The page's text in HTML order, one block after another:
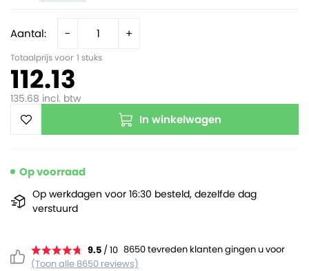
Aantal: - +
Totaalprijs voor 1 stuks
112.13
135.68 incl. btw
In winkelwagen
9.5 / 10 8650 tevreden klanten gingen u voor
(Toon alle 8650 reviews)
Op voorraad
Op werkdagen voor 16:30 besteld, dezelfde dag
verstuurd